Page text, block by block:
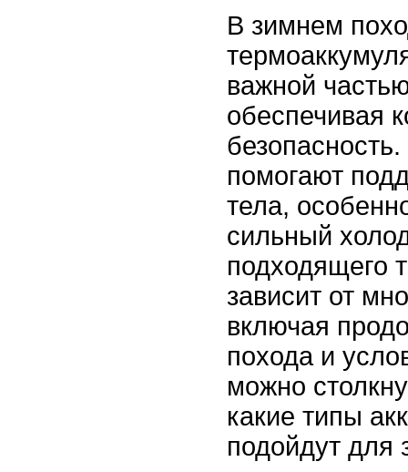
В зимнем
важной
обеспечивая
помогают
тела,
сильный
подходящего
зависит от
включая
похода и
можно
какие типы
подойдут для